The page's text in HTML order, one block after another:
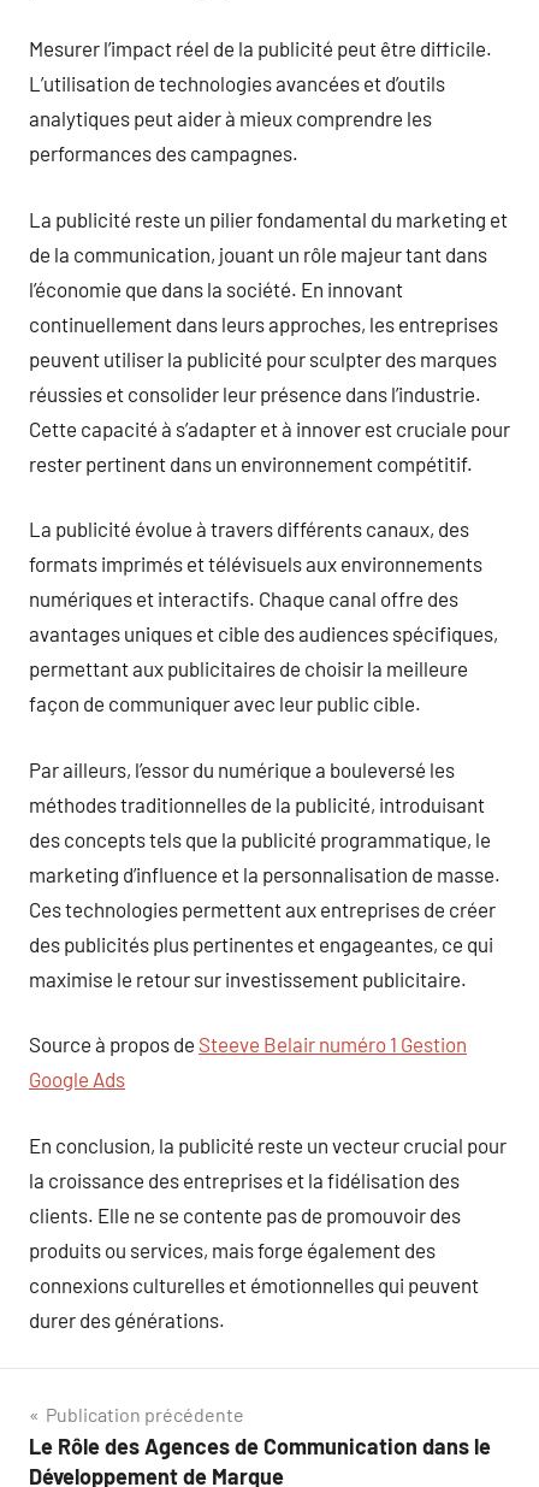
Mesurer l’impact réel de la publicité peut être difficile.
L’utilisation de technologies avancées et d’outils
analytiques peut aider à mieux comprendre les
performances des campagnes.
La publicité reste un pilier fondamental du marketing et
de la communication, jouant un rôle majeur tant dans
l’économie que dans la société. En innovant
continuellement dans leurs approches, les entreprises
peuvent utiliser la publicité pour sculpter des marques
réussies et consolider leur présence dans l’industrie.
Cette capacité à s’adapter et à innover est cruciale pour
rester pertinent dans un environnement compétitif.
La publicité évolue à travers différents canaux, des
formats imprimés et télévisuels aux environnements
numériques et interactifs. Chaque canal offre des
avantages uniques et cible des audiences spécifiques,
permettant aux publicitaires de choisir la meilleure
façon de communiquer avec leur public cible.
Par ailleurs, l’essor du numérique a bouleversé les
méthodes traditionnelles de la publicité, introduisant
des concepts tels que la publicité programmatique, le
marketing d’influence et la personnalisation de masse.
Ces technologies permettent aux entreprises de créer
des publicités plus pertinentes et engageantes, ce qui
maximise le retour sur investissement publicitaire.
Source à propos de Steeve Belair numéro 1 Gestion
Google Ads
En conclusion, la publicité reste un vecteur crucial pour
la croissance des entreprises et la fidélisation des
clients. Elle ne se contente pas de promouvoir des
produits ou services, mais forge également des
connexions culturelles et émotionnelles qui peuvent
durer des générations.
Navigation
de
Publication précédente
Le Rôle des Agences de Communication dans le
Développement de Marque